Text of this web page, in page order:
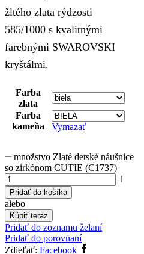
žltého zlata rýdzosti
585/1000 s kvalitnými
farebnými SWAROVSKI
kryštálmi.
Farba
zlata
Farba
kameňa
Vymazať
množstvo Zlaté detské náušnice
so zirkónom CUTIE (C1737)
Pridať do košíka
alebo
Kúpiť teraz
Pridať do zoznamu želaní
Pridať do porovnaní
Zdieľať: Facebook